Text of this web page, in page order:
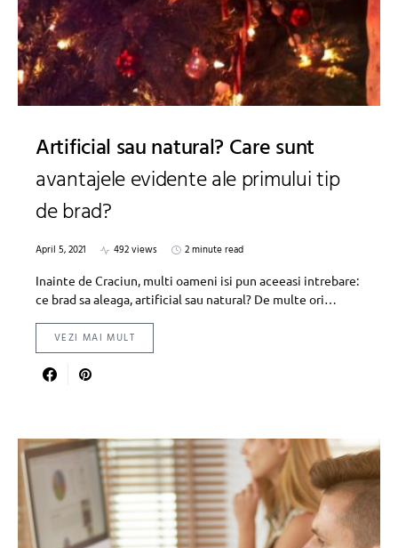
Artificial sau natural? Care sunt
avantajele evidente ale primului tip
de brad?
April 5, 2021 492 views
2 minute read
Inainte de Craciun, multi oameni isi pun aceeasi intrebare:
ce brad sa aleaga, artificial sau natural? De multe ori…
VEZI MAI MULT